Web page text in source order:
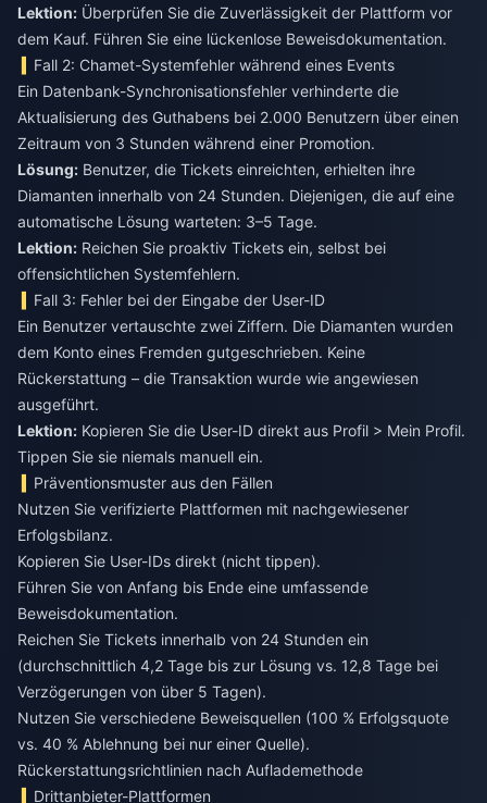
Lektion: Überprüfen Sie die Zuverlässigkeit der Plattform vor
dem Kauf. Führen Sie eine lückenlose Beweisdokumentation.
Fall 2: Chamet-Systemfehler während eines Events
Ein Datenbank-Synchronisationsfehler verhinderte die
Aktualisierung des Guthabens bei 2.000 Benutzern über einen
Zeitraum von 3 Stunden während einer Promotion.
Lösung: Benutzer, die Tickets einreichten, erhielten ihre
Diamanten innerhalb von 24 Stunden. Diejenigen, die auf eine
automatische Lösung warteten: 3–5 Tage.
Lektion: Reichen Sie proaktiv Tickets ein, selbst bei
offensichtlichen Systemfehlern.
Fall 3: Fehler bei der Eingabe der User-ID
Ein Benutzer vertauschte zwei Ziffern. Die Diamanten wurden
dem Konto eines Fremden gutgeschrieben. Keine
Rückerstattung – die Transaktion wurde wie angewiesen
ausgeführt.
Lektion: Kopieren Sie die User-ID direkt aus Profil > Mein Profil.
Tippen Sie sie niemals manuell ein.
Präventionsmuster aus den Fällen
Nutzen Sie verifizierte Plattformen mit nachgewiesener
Erfolgsbilanz.
Kopieren Sie User-IDs direkt (nicht tippen).
Führen Sie von Anfang bis Ende eine umfassende
Beweisdokumentation.
Reichen Sie Tickets innerhalb von 24 Stunden ein
(durchschnittlich 4,2 Tage bis zur Lösung vs. 12,8 Tage bei
Verzögerungen von über 5 Tagen).
Nutzen Sie verschiedene Beweisquellen (100 % Erfolgsquote
vs. 40 % Ablehnung bei nur einer Quelle).
Rückerstattungsrichtlinien nach Auflademethode
Drittanbieter-Plattformen